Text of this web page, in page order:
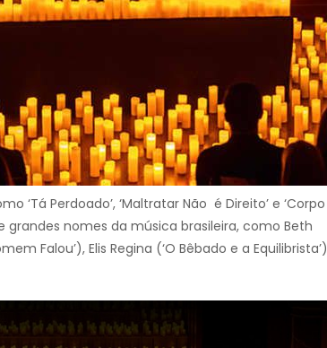
‘Tá Perdoado’, ‘Maltratar Não é Direito’ e ‘Corpo
grandes nomes da música brasileira, como Beth
Falou’), Elis Regina (‘O Bêbado e a Equilibrista’)